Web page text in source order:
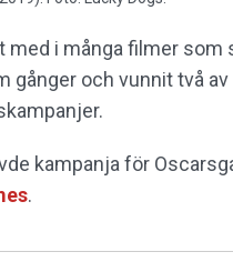
med i många filmer som
gånger och vunnit två
kampanja för
.